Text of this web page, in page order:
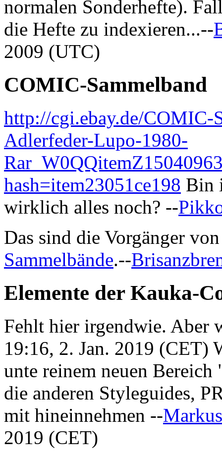
normalen Sonderhefte).
die Hefte zu indexieren...--
2009 (UTC)
COMIC-Sammelband
http://cgi.ebay.de/COMIC-
Adlerfeder-Lupo-1980-
hash=item23051ce198 Bin
wirklich alles noch? --
Das sind die Vorgänger
Sammelbände.--
Elemente der Kauka-
Fehlt hier irgendwie. Aber
19:16, 2. Jan. 2019 (CET)
unte reinem neuen
die anderen Styleguides,
mit hineinnehmen --Markus
2019 (CET)